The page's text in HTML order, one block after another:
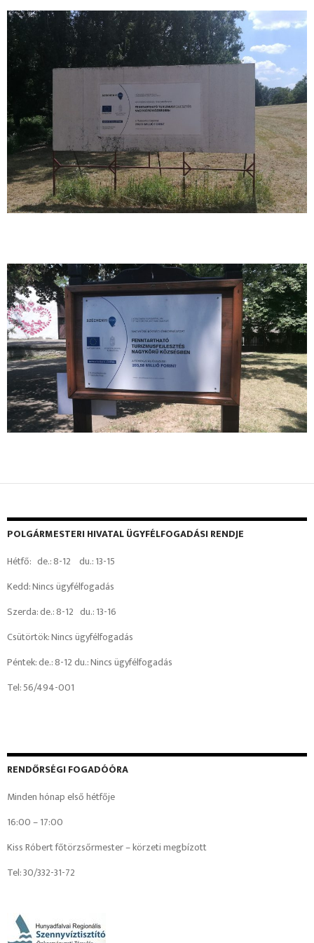
POLGÁRMESTERI HIVATAL ÜGYFÉLFOGADÁSI RENDJE
Hétfő: de.: 8-12 du.: 13-15
Kedd: Nincs ügyfélfogadás
Szerda: de.: 8-12 du.: 13-16
Csütörtök: Nincs ügyfélfogadás
Péntek: de.: 8-12 du.: Nincs ügyfélfogadás
Tel: 56/494-001
RENDŐRSÉGI FOGADÓÓRA
Minden hónap első hétfője
16:00 – 17:00
Kiss Róbert főtörzsőrmester – körzeti megbízott
Tel: 30/332-31-72